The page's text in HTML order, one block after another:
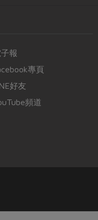
報
專頁
好友
頻道